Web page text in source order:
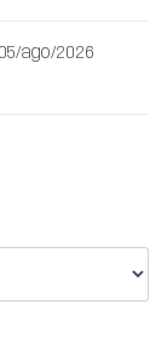
ago/2026